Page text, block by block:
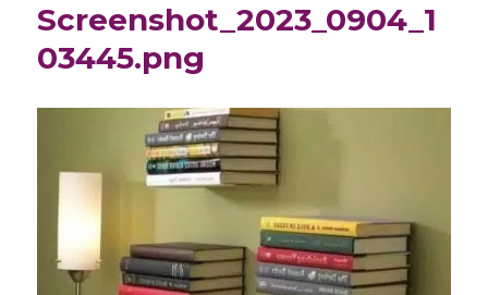
Screenshot_2023_0904_1
03445.png